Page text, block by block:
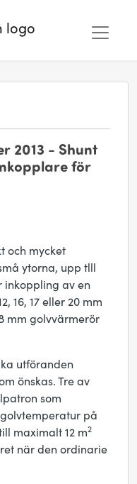
2013 - Shunt
för
och mycket
ytorna, upp tlll
inkoppling av en
16, 17 eller 20 mm
mm golvvärmerör
utföranden
önskas. Tre av
som
på
maximalt 12 m2
när den ordinarie